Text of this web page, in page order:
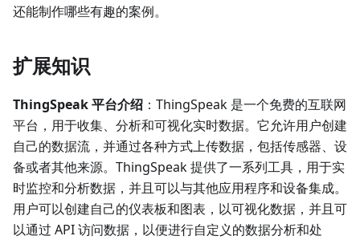
还能制作哪些有趣的案例。
扩展知识
ThingSpeak 平台介绍 ：ThingSpeak 是一个免费的互联网
平台，用于收集、分析和可视化实时数据。它允许用户创建
自己的数据流，并通过各种方式上传数据，包括传感器、设
备或者其他来源。ThingSpeak 提供了一系列工具，用于实
时监控和分析数据，并且可以与其他应用程序和设备集成。
用户可以创建自己的仪表板和图表，以可视化数据，并且可
以通过 API 访问数据，以便进行自定义的数据分析和处